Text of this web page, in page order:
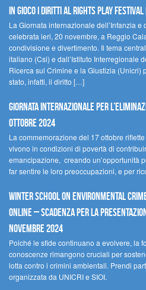
In gioco i diritti al Rights Play Festival
La Giornata internazionale dell’Infanzia e
celebrata ieri, 20 novembre, a Reggio
condivisione e divertimento. Il tema
italiano (Csi) e dall’Istituto Interregionale
Ricerca sul Crimine e la Giustizia (Unicri)
stato, infatti, il diritto […]
Giornata internazionale per
ottobre 2024
La commemorazione del 17 ottobre
vivono in condizioni di povertà di
emancipazione, creando un’opportunità
far sentire le loro preoccupazioni, e per
Winter School on Environmental
Online – Scadenza per la
novembre 2024
Poiché le sfide continuano a evolvere, la
conoscenze rimangono cruciali per
lotta contro i crimini ambientali. Prendi
organizzata da UNICRI e SIOI.